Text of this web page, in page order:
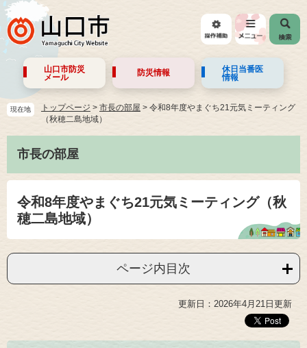
山口市防災
メール
防災情報
休日当番医
情報
現在地 トップページ > 市長の部屋 > 令和8年度やまぐち21元気ミーティング
（秋穂二島地域）
市長の部屋
令和8年度やまぐち21元気ミーティング（秋
穂二島地域）
ページ内目次
更新日：2026年4月21日更新